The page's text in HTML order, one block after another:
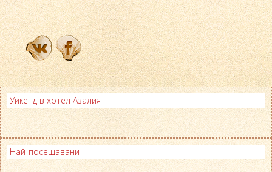
Уикенд в хотел Азалия
Най-посещавани